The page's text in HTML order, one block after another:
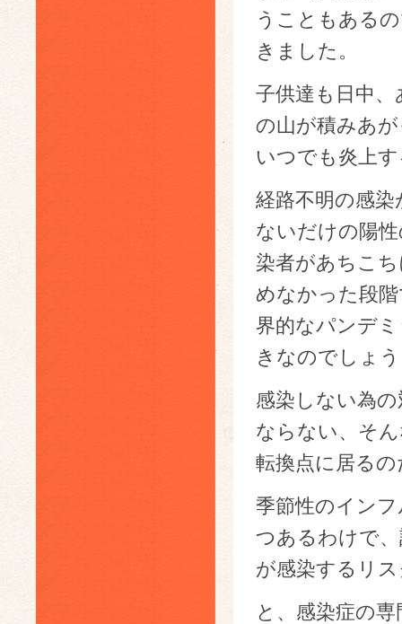
うこともある
きました。
子供達も日中
の山が積みあ
いつでも炎上
経路不明の感
ないだけの陽
染者があちこ
めなかった段
界的なパンデ
きなのでしょ
感染しない為
ならない、そ
転換点に居る
季節性のイン
つあるわけで
が感染するリ
と、感染症の